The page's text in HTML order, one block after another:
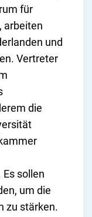
für
arbeiten
und
Vertreter
die
sollen
um die
zu stärken.